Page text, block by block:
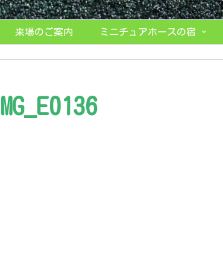
来場のご案内 ミニチュアホースの宿
IMG_E0136